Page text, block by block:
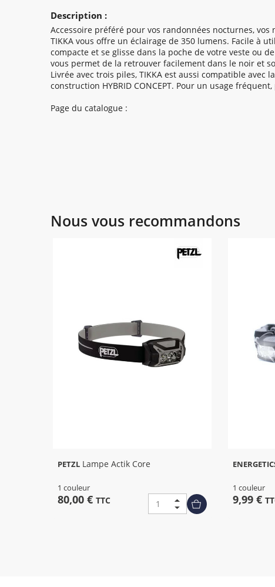
Description :
Accessoire préféré pour vos randonnées nocturnes,
TIKKA vous offre un éclairage de 350 lumens. Facile à
compacte et se glisse dans la poche de votre veste ou
vous permet de la retrouver facilement dans le noir et
Livrée avec trois piles, TIKKA est aussi compatible avec
construction HYBRID CONCEPT. Pour un usage
Page du catalogue :
Nous vous recommandons
PETZL Lampe Actik Core
1 couleur
80,00 € TTC
1 couleur
9,99 €